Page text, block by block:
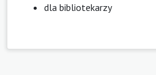
dla bibliotekarzy